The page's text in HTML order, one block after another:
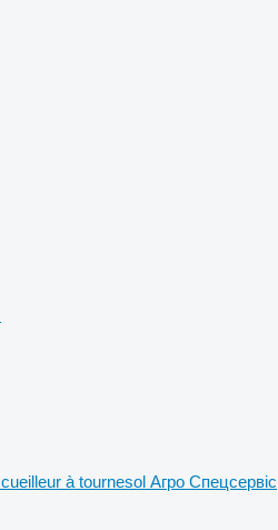
cueilleur à tournesol Агро Спецсервіс